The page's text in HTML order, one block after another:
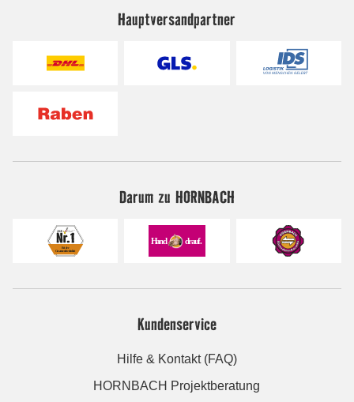
Hauptversandpartner
Darum zu HORNBACH
Kundenservice
Hilfe & Kontakt (FAQ)
HORNBACH Projektberatung